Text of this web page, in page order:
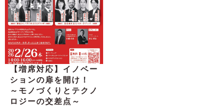
【増席対応】イノベー
ションの扉を開け！
～モノづくりとテクノ
ロジーの交差点～